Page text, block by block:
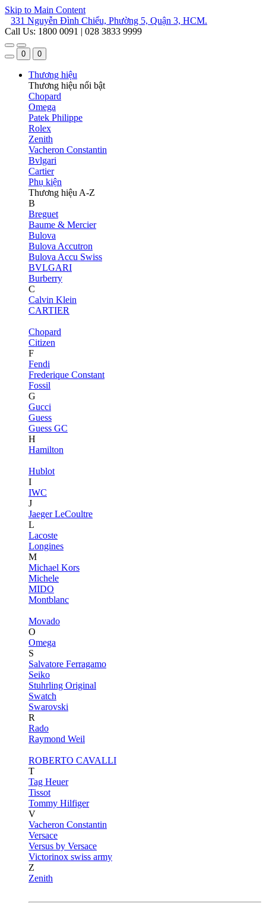
Skip to Main Content
331 Nguyễn Đình Chiểu, Phường 5, Quận 3, HCM.
Call Us: 1800 0091 | 028 3833 9999
0 0
Thương hiệu
Thương hiệu nổi bật
Chopard
Omega
Patek Philippe
Rolex
Zenith
Vacheron Constantin
Bvlgari
Cartier
Phụ kiện
Thương hiệu A-Z
B
Breguet
Baume & Mercier
Bulova
Bulova Accutron
Bulova Accu Swiss
BVLGARI
Burberry
C
Calvin Klein
CARTIER
Chopard
Citizen
F
Fendi
Frederique Constant
Fossil
G
Gucci
Guess
Guess GC
H
Hamilton
Hublot
I
IWC
J
Jaeger LeCoultre
L
Lacoste
Longines
M
Michael Kors
Michele
MIDO
Montblanc
Movado
O
Omega
S
Salvatore Ferragamo
Seiko
Stuhrling Original
Swatch
Swarovski
R
Rado
Raymond Weil
ROBERTO CAVALLI
T
Tag Heuer
Tissot
Tommy Hilfiger
V
Vacheron Constantin
Versace
Versus by Versace
Victorinox swiss army
Z
Zenith